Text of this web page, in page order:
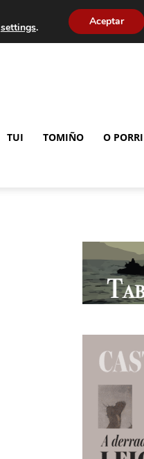
TUI TOMIÑO O
settings. Aceptar